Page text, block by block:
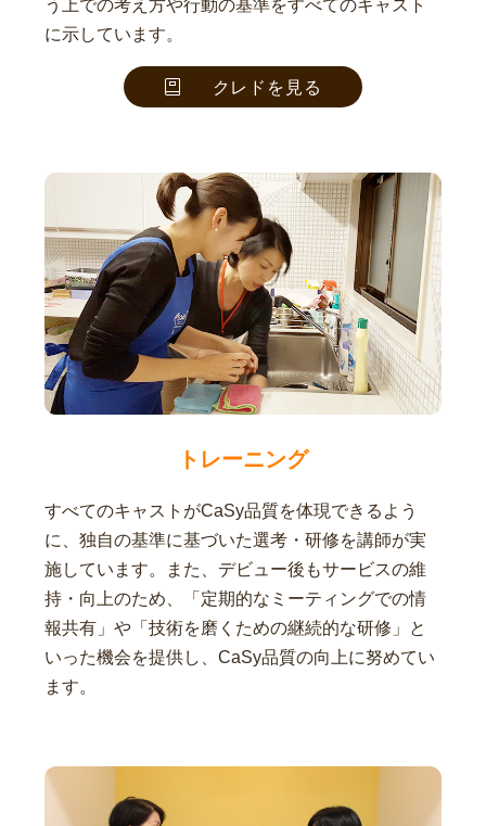
う上での考え方や行動の基準をすべてのキャスト
に示しています。
クレドを見る
トレーニング
すべてのキャストがCaSy品質を体現できるよう
に、独自の基準に基づいた選考・研修を講師が実
施しています。また、デビュー後もサービスの維
持・向上のため、「定期的なミーティングでの情
報共有」や「技術を磨くための継続的な研修」と
いった機会を提供し、CaSy品質の向上に努めてい
ます。